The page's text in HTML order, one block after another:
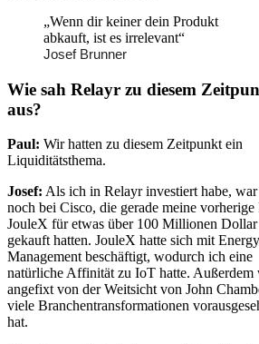
„Wenn dir keiner dein Produkt
abkauft, ist es irrelevant“
Josef Brunner
Wie sah Relayr zu diesem
aus?
Paul: Wir hatten zu diesem Zeitpunkt ein
Liquiditätsthema.
Josef: Als ich in Relayr investiert habe,
noch bei Cisco, die gerade meine vorherige
JouleX für etwas über 100 Millionen Dollar
gekauft hatten. JouleX hatte sich mit Energy
Management beschäftigt, wodurch ich eine
natürliche Affinität zu IoT hatte. Außerdem
angefixt von der Weitsicht von John
viele Branchentransformationen
hat.